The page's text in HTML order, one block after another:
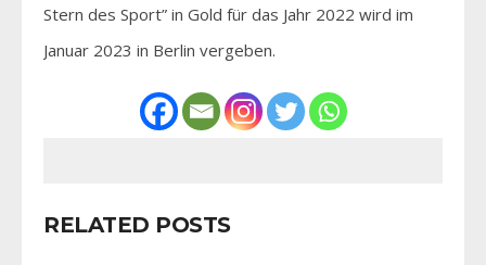
Stern des Sport” in Gold für das Jahr 2022 wird im
Januar 2023 in Berlin vergeben.
RELATED POSTS